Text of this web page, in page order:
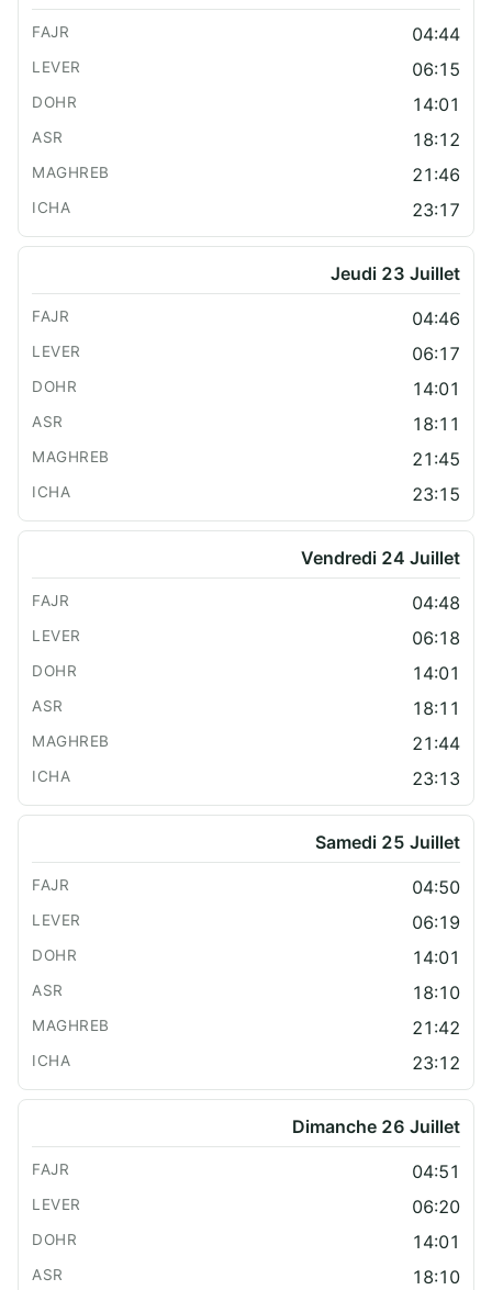
04:44
06:15
14:01
18:12
21:46
23:17
Jeudi 23 Juillet
04:46
06:17
14:01
18:11
21:45
23:15
Vendredi 24 Juillet
04:48
06:18
14:01
18:11
21:44
23:13
Samedi 25 Juillet
04:50
06:19
14:01
18:10
21:42
23:12
Dimanche 26 Juillet
04:51
06:20
14:01
18:10